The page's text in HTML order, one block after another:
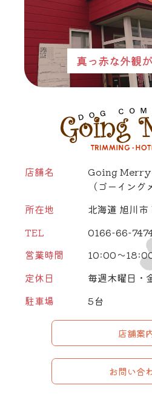
真っ赤な外観
店舗名
Going Merry
（ゴーイング
所在地
北海道 旭川
TEL
0166-66-
営業時間
10:00～
定休日
毎週木曜日・
駐車場
5台
店舗案
お問い合